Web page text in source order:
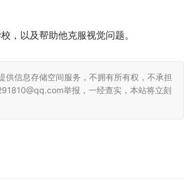
，以及帮助他克服视觉问题。
信息存储空间服务，不拥有所有权，不承担
举报，一经查实，本站将立刻